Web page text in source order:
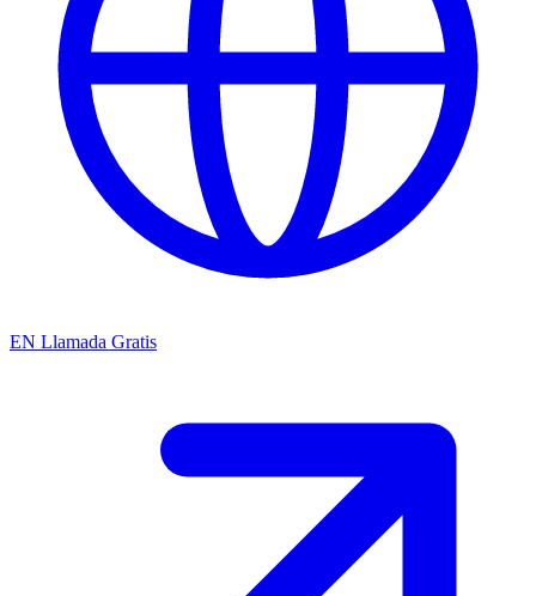
EN Llamada Gratis